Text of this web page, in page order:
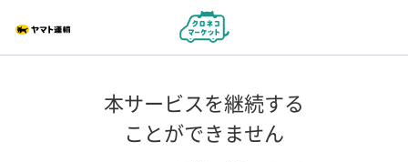
本サービスを継続する
ことができません